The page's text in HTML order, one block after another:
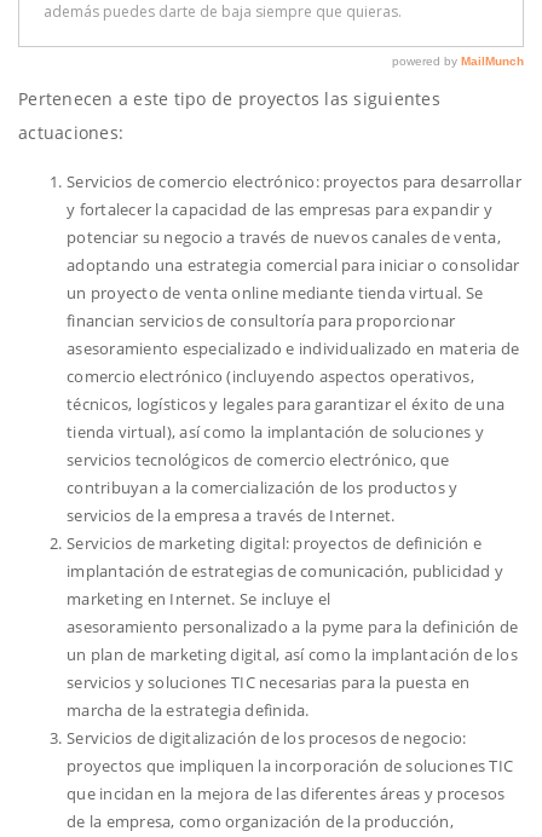
Pertenecen a este tipo de proyectos las siguientes
actuaciones:
Servicios de comercio electrónico: proyectos para desarrollar
y fortalecer la capacidad de las empresas para expandir y
potenciar su negocio a través de nuevos canales de venta,
adoptando una estrategia comercial para iniciar o consolidar
un proyecto de venta online mediante tienda virtual. Se
financian servicios de consultoría para proporcionar
asesoramiento especializado e individualizado en materia de
comercio electrónico (incluyendo aspectos operativos,
técnicos, logísticos y legales para garantizar el éxito de una
tienda virtual), así como la implantación de soluciones y
servicios tecnológicos de comercio electrónico, que
contribuyan a la comercialización de los productos y
servicios de la empresa a través de Internet.
Servicios de marketing digital: proyectos de definición e
implantación de estrategias de comunicación, publicidad y
marketing en Internet. Se incluye el
asesoramiento personalizado a la pyme para la definición de
un plan de marketing digital, así como la implantación de los
servicios y soluciones TIC necesarias para la puesta en
marcha de la estrategia definida.
Servicios de digitalización de los procesos de negocio:
proyectos que impliquen la incorporación de soluciones TIC
que incidan en la mejora de las diferentes áreas y procesos
de la empresa, como organización de la producción,